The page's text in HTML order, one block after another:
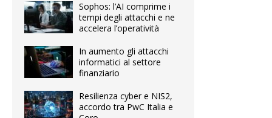
Sophos: l’AI comprime i
tempi degli attacchi e ne
accelera l’operatività
In aumento gli attacchi
informatici al settore
finanziario
Resilienza cyber e NIS2,
accordo tra PwC Italia e